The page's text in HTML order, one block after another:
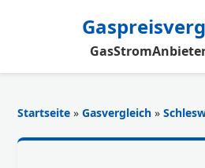
GasStrom
Startseite »Gasvergleich »